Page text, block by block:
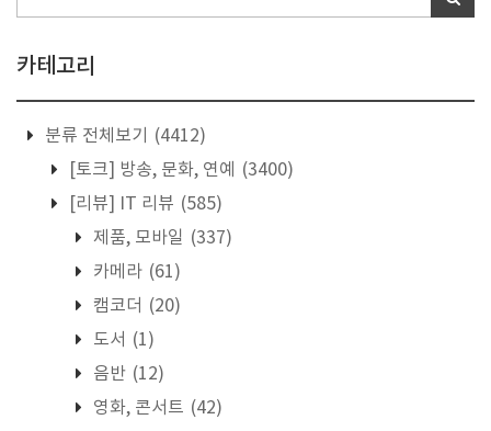
카테고리
분류 전체보기
(4412)
[토크] 방송, 문화, 연예
(3400)
[리뷰] IT 리뷰 (585)
제품, 모바일 (337)
카메라 (61)
캠코더 (20)
도서 (1)
음반 (12)
영화, 콘서트 (42)